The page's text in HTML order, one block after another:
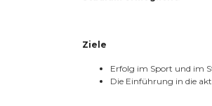
Ziele
Erfolg im Sport und im
Die Einführung in die